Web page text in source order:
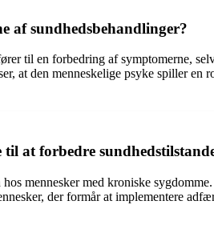
af sundhedsbehandlinger?
til en forbedring af symptomerne,
at den menneskelige psyke spiller
forbedre
mennesker med kroniske
der formår at implementere